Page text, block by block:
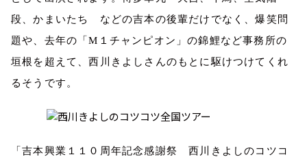
段、かまいたち などの吉本の後輩だけでなく、爆笑問
題や、去年の「M １チャンピオン」の錦鯉など事務所の
垣根を超えて、西川きよしさんのもとに駆けつけてくれ
るそうです。
「吉本興業１１０周年記念感謝祭 西川きよしのコツコ